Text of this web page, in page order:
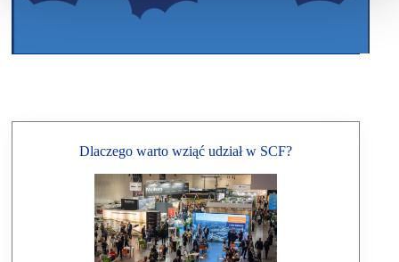
Dlaczego warto wziąć udział w SCF?